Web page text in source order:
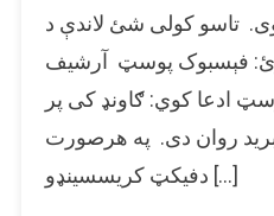
د
اور
لګیدنې
پخوانی
عکس
پر
تاسو کولی شئ لاندې د
فېسبوک پوسټ آرشيف
ادعا کوي: ګاونډ کی پر
روان دی. په هرصورت
دفیکټ کریسسینډو […]